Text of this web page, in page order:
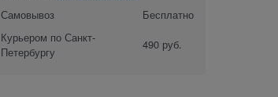
Самовывоз
Бесплатно
Курьером по Санкт-
Петербургу
490 руб.